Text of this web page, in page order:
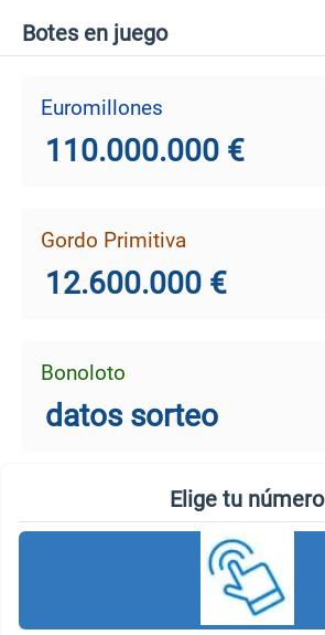
Botes en juego
Euromillones
110.000.000 €
Gordo Primitiva
12.600.000 €
Bonoloto
datos sorteo
Elige tu número